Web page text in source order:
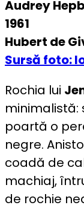
Audrey
1961
Hubert de
Sursă foto:
Rochia lui
minimalistă:
poartă o
negre.
coadă de
machiaj,
de rochie